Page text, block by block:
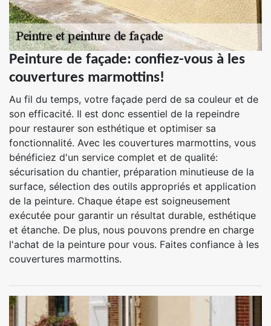
Peinture de façade: confiez-vous à les
couvertures marmottins!
Au fil du temps, votre façade perd de sa couleur et de
son efficacité. Il est donc essentiel de la repeindre
pour restaurer son esthétique et optimiser sa
fonctionnalité. Avec les couvertures marmottins, vous
bénéficiez d'un service complet et de qualité:
sécurisation du chantier, préparation minutieuse de la
surface, sélection des outils appropriés et application
de la peinture. Chaque étape est soigneusement
exécutée pour garantir un résultat durable, esthétique
et étanche. De plus, nous pouvons prendre en charge
l'achat de la peinture pour vous. Faites confiance à les
couvertures marmottins.